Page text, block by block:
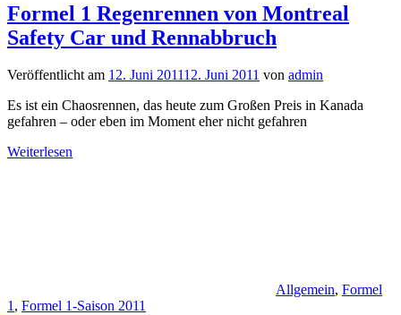
Formel 1 Regenrennen von Montreal
Safety Car und Rennabbruch
Veröffentlicht am 12. Juni 201112. Juni 2011 von admin
Es ist ein Chaosrennen, das heute zum Großen Preis in Kanada
gefahren – oder eben im Moment eher nicht gefahren
Weiterlesen
Allgemein, Formel
1, Formel 1-Saison 2011